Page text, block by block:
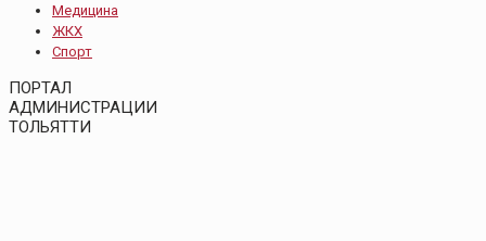
Медицина
ЖКХ
Спорт
ПОРТАЛ
АДМИНИСТРАЦИИ
ТОЛЬЯТТИ